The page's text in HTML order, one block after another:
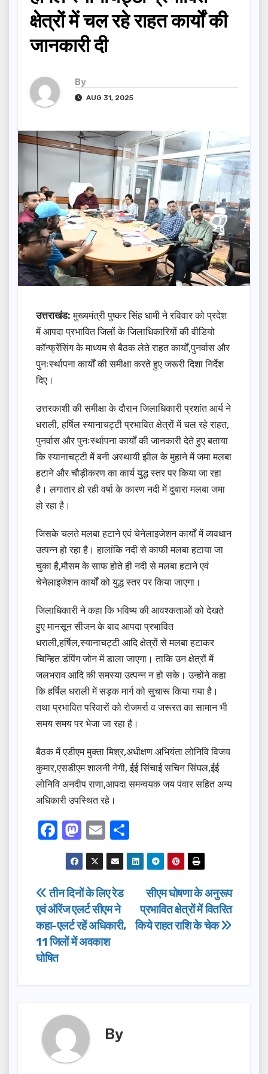
क्षेत्रों में चल रहे राहत कार्यों की
जानकारी दी
By
AUG 31, 2025
उत्तराखंड:मुख्यमंत्री पुष्कर सिंह धामी ने रविवार को प्रदेश
में आपदा प्रभावित जिलों के जिलाधिकारियों की वीडियो
कॉन्फ्रेंसिंग के माध्यम से बैठक लेते राहत कार्यों,पुनर्वास और
पुनःर्स्थापना कार्यों की समीक्षा करते हुए जरूरी दिशा निर्देश
दिए।
उत्तरकाशी की समीक्षा के दौरान जिलाधिकारी प्रशांत आर्य ने
धराली, हर्षिल स्यानाचट्टी प्रभावित क्षेत्रों में चल रहे राहत,
पुनर्वास और पुनःर्स्थापना कार्यों की जानकारी देते हुए बताया
कि स्यानाचट्टी में बनी अस्थायी झील के मुहाने में जमा मलबा
हटाने और चौड़ीकरण का कार्य युद्ध स्तर पर किया जा रहा
है। लगातार हो रही वर्षा के कारण नदी में दुबारा मलबा जमा
हो रहा है।
जिसके चलते मलबा हटाने एवं चेनेलाइजेशन कार्यों में व्यवधान
उत्पन्न हो रहा है। हालांकि नदी से काफी मलबा हटाया जा
चुका है,मौसम के साफ होते ही नदी से मलबा हटाने एवं
चेनेलाइजेशन कार्यों को युद्ध स्तर पर किया जाएगा।
जिलाधिकारी ने कहा कि भविष्य की आवश्कताओं को देखते
हुए मानसून सीजन के बाद आपदा प्रभावित
धराली,हर्षिल,स्यानाचट्टी आदि क्षेत्रों से मलबा हटाकर
चिन्हित डंपिंग जोन में डाला जाएगा। ताकि उन क्षेत्रों में
जलभराव आदि की समस्या उत्पन्न न हो सके। उन्होंने कहा
कि हर्षिल धराली में सड़क मार्ग को सुचारू किया गया है।
तथा प्रभावित परिवारों को रोजमर्रा व जरूरत का सामान भी
समय समय पर भेजा जा रहा है।
बैठक में एडीएम मुक्ता मिश्र,अधीक्षण अभियंता लोनिवि विजय
कुमार,एसडीएम शालनी नेगी, ईई सिंचाई सचिन सिंघल,ईई
लोनिवि अनदीप राणा,आपदा समन्वयक जय पंवार सहित अन्य
अधिकारी उपस्थित रहे।
F
a
c
e
b
o
o
k
M
a
st
o
d
o
n
E
m
ail
h
ar
Post
navigation
सीएम घोषणा के अनुरूप
प्रभावित क्षेत्रों में वितरित
किये राहत राशि के चेक
तीन दिनों के लिए रेड
एवं ऑरेंज एलर्ट सीएम ने
कहा-एलर्ट रहें अधिकारी,
11 जिलों में अवकाश
घोषित
By